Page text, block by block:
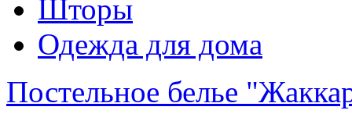
Шторы
Одежда для дома
Постельное белье